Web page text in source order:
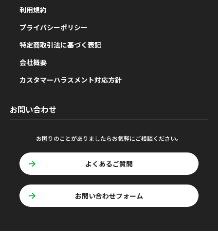
利用規約
プライバシーポリシー
特定商取引法に基づく表記
会社概要
カスタマーハラスメント対応方針
お問い合わせ
お困りのことがありましたらお気軽にご相談ください。
よくあるご質問
お問い合わせフォーム